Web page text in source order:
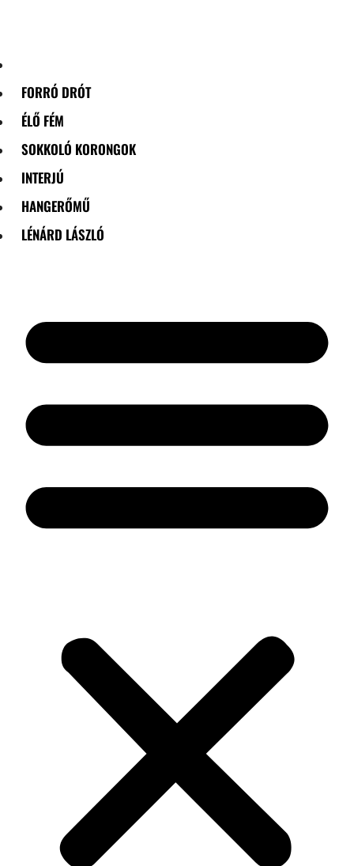
FORRÓ DRÓT
ÉLŐ FÉM
SOKKOLÓ KORONGOK
INTERJÚ
HANGERŐMŰ
LÉNÁRD LÁSZLÓ